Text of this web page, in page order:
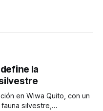
la
en Wiwa Quito, con un
silvestre,